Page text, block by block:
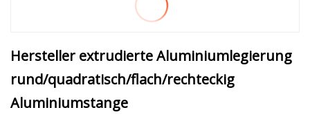
Hersteller extrudierte Aluminiumlegierung
rund/quadratisch/flach/rechteckig
Aluminiumstange